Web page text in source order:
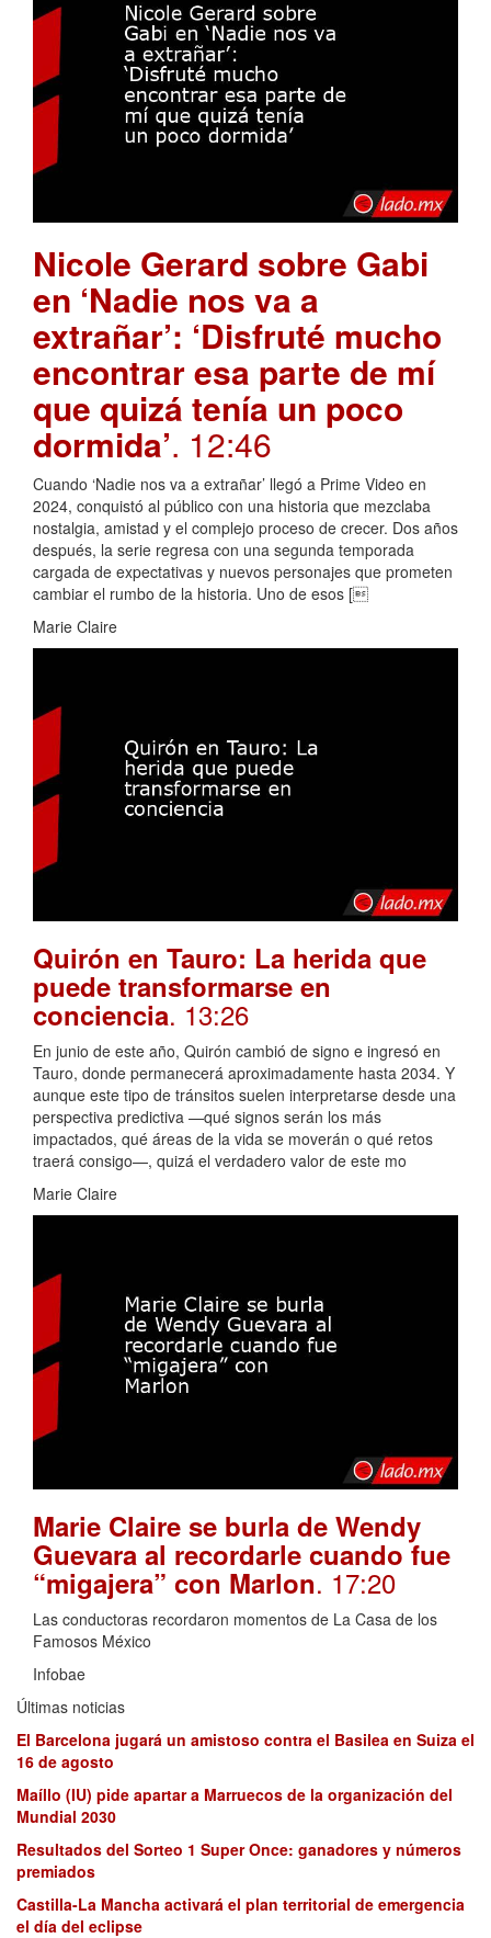
Nicole Gerard sobre Gabi
en ‘Nadie nos va a
extrañar’: ‘Disfruté mucho
encontrar esa parte de mí
que quizá tenía un poco
dormida’. 12:46
Cuando ‘Nadie nos va a extrañar’ llegó a Prime Video en
2024, conquistó al público con una historia que mezclaba
nostalgia, amistad y el complejo proceso de crecer. Dos años
después, la serie regresa con una segunda temporada
cargada de expectativas y nuevos personajes que prometen
cambiar el rumbo de la historia. Uno de esos [
Marie Claire
Quirón en Tauro: La herida que
puede transformarse en
conciencia. 13:26
En junio de este año, Quirón cambió de signo e ingresó en
Tauro, donde permanecerá aproximadamente hasta 2034. Y
aunque este tipo de tránsitos suelen interpretarse desde una
perspectiva predictiva —qué signos serán los más
impactados, qué áreas de la vida se moverán o qué retos
traerá consigo—, quizá el verdadero valor de este mo
Marie Claire
Marie Claire se burla de Wendy
Guevara al recordarle cuando fue
“migajera” con Marlon. 17:20
Las conductoras recordaron momentos de La Casa de los
Famosos México
Infobae
Últimas noticias
El Barcelona jugará un amistoso contra el Basilea en Suiza el
16 de agosto
Maíllo (IU) pide apartar a Marruecos de la organización del
Mundial 2030
Resultados del Sorteo 1 Super Once: ganadores y números
premiados
Castilla-La Mancha activará el plan territorial de emergencia
el día del eclipse